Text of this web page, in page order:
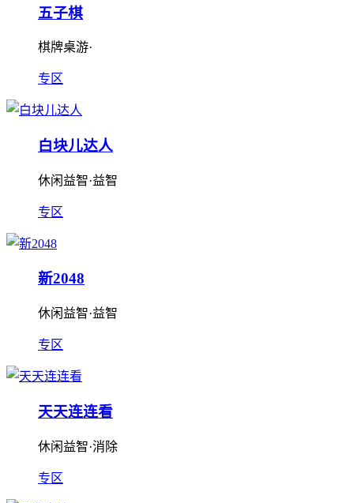
五子棋
棋牌桌游·
专区
白块儿达人
休闲益智·益智
专区
新2048
休闲益智·益智
专区
天天连连看
休闲益智·消除
专区